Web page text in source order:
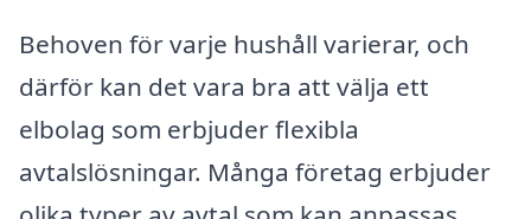
Behoven för varje hushåll varierar, och
därför kan det vara bra att välja ett
elbolag som erbjuder flexibla
avtalslösningar. Många företag erbjuder